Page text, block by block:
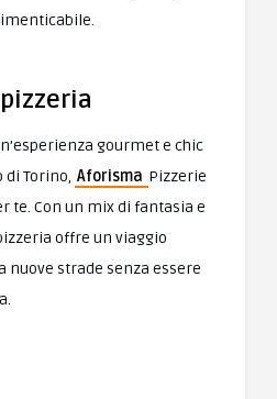
gourmet e chic
Torino, Aforisma Pizzerie
te. Con un mix di fantasia e
offre un viaggio
nuove strade senza essere